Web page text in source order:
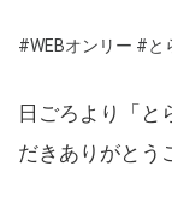
#WEBオンリー #と
日ごろより「と
だきありがとう